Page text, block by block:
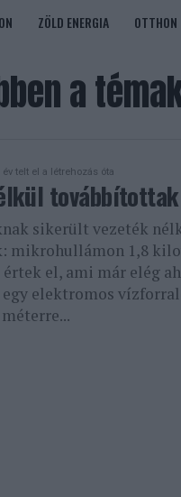
ZÖLD ENERGIA OTTHON
a
év telt el a létrehozás óta
sikerült vezeték
mikrohullámon 1,8
el, ami már elég
elektromos